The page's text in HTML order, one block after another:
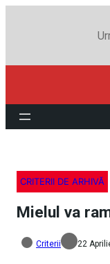
CRITERII DE ARHIVĂ
Mielul va
Criterii 22